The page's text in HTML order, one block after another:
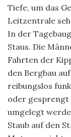
Tiefe, um das
Leitzentrale
In der
Staus. Die
Fahrten der
den Bergbau
reibungslos
oder
umgelegt
Staub auf den